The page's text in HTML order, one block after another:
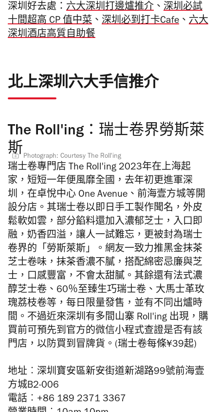
深圳好去處： 六大深圳打邊爐推介 、 深圳必試
十間超高 CP 值中菜 、 深圳必到打卡Cafe 、 六大
深圳酒店高質自助餐
北上深圳六大手信推介
The Roll'ing：瑞士卷界勞斯萊
斯 Photograph: Courtesy The Roll'ing
瑞士卷專門店 The Roll'ing 2023年在上海起
家，短短一年便風靡全國，去年初更進軍深
圳，在卓悅中心 One Avenue、前海壹方城等開
設分店。其瑞士卷以即日手工製作聞名，外皮
鬆軟如雲，部分餡料還加入濃郁芝士，入口即
融，奶香四溢，讓人一試難忘，更被封為瑞士
卷界的「勞斯萊斯」。網友一致力推黑金抹茶
芝士卷味，抹茶香濃不膩，搭配綿密忌廉與芝
士，口感豐富，不會太甜膩。其餘還有法式濃
醇芝士卷、60％至臻生巧瑞士卷、大馬士革玫
瑰荔枝卷等，每日限量發售，並有不同出爐時
間。不過近來深圳有多間山寨 Roll'ing 出現，購
買前可預先到官方的微信小程式查證是否有該
門店，以防買到冒牌貨。(瑞士卷每條¥39起)
地址︰深圳寶安區新安街道新湖路99號前海壹
方城B2-006
電話︰+86 189 2371 3367